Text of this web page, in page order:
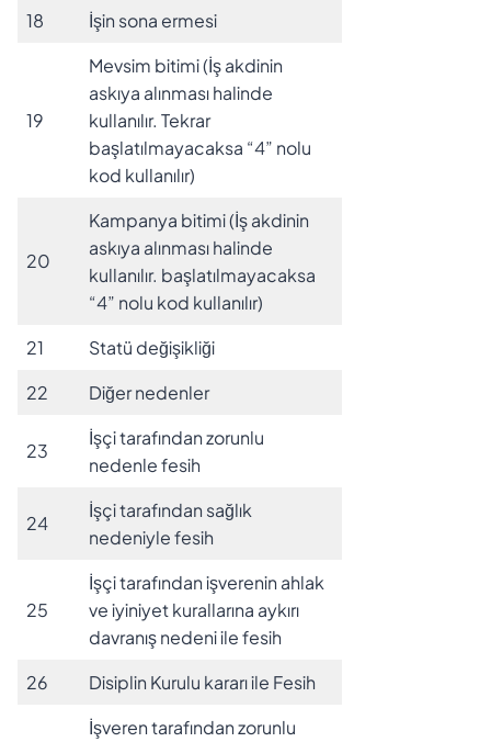
18
İşin sona ermesi
19
Mevsim bitimi (İş akdinin
askıya alınması halinde
kullanılır. Tekrar
başlatılmayacaksa “4” nolu
kod kullanılır)
20
Kampanya bitimi (İş akdinin
askıya alınması halinde
kullanılır. başlatılmayacaksa
“4” nolu kod kullanılır)
21
Statü değişikliği
22
Diğer nedenler
23
İşçi tarafından zorunlu
nedenle fesih
24
İşçi tarafından sağlık
nedeniyle fesih
25
İşçi tarafından işverenin ahlak
ve iyiniyet kurallarına aykırı
davranış nedeni ile fesih
26
Disiplin Kurulu kararı ile Fesih
İşveren tarafından zorunlu